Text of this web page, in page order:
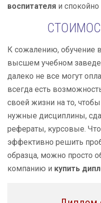
воспитателя и
К сожалению, обучение
высшем учебном
далеко не все могут
всегда есть
своей жизни на то,
нужные дисциплины,
рефераты, курсовые.
эффективно решить
образца, можно просто
компанию и купить